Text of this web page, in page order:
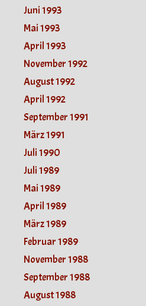
Juni 1993
Mai 1993
April 1993
November 1992
August 1992
April 1992
September 1991
März 1991
Juli 1990
Juli 1989
Mai 1989
April 1989
März 1989
Februar 1989
November 1988
September 1988
August 1988